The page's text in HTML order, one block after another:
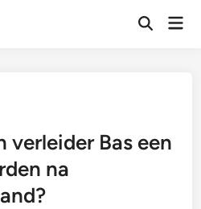
Zoeken
verleider Bas een
na